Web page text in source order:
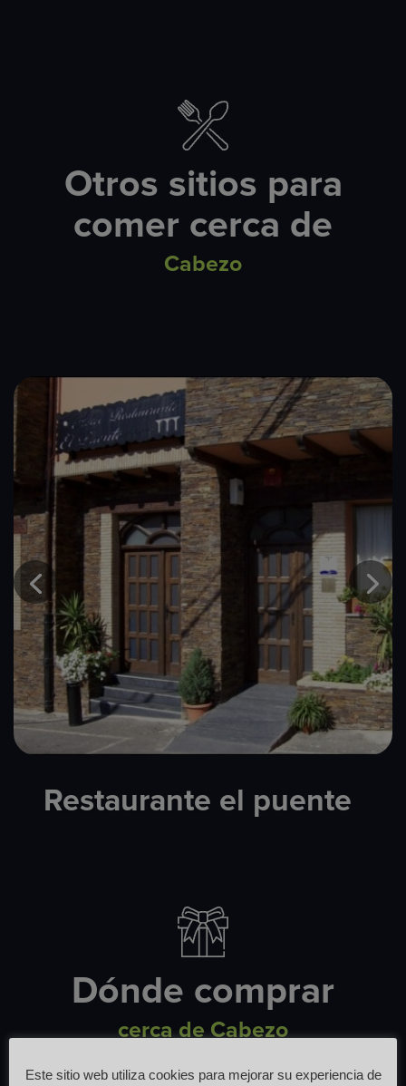
Otros sitios para
comer cerca de
Cabezo
Restaurante el puente​
Dónde comprar
cerca de Cabezo
Este sitio web utiliza cookies para mejorar su experiencia de